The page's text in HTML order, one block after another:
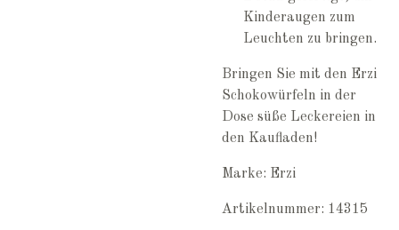
Kinderaugen zum
Leuchten zu bringen.
Bringen Sie mit den Erzi
Schokowürfeln in der
Dose süße Leckereien in
den Kaufladen!
Marke: Erzi
Artikelnummer: 14315